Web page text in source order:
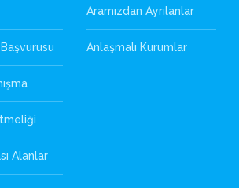
Alanlar
Aramızdan Ayrılanlar
Anlaşmalı Kurumlar